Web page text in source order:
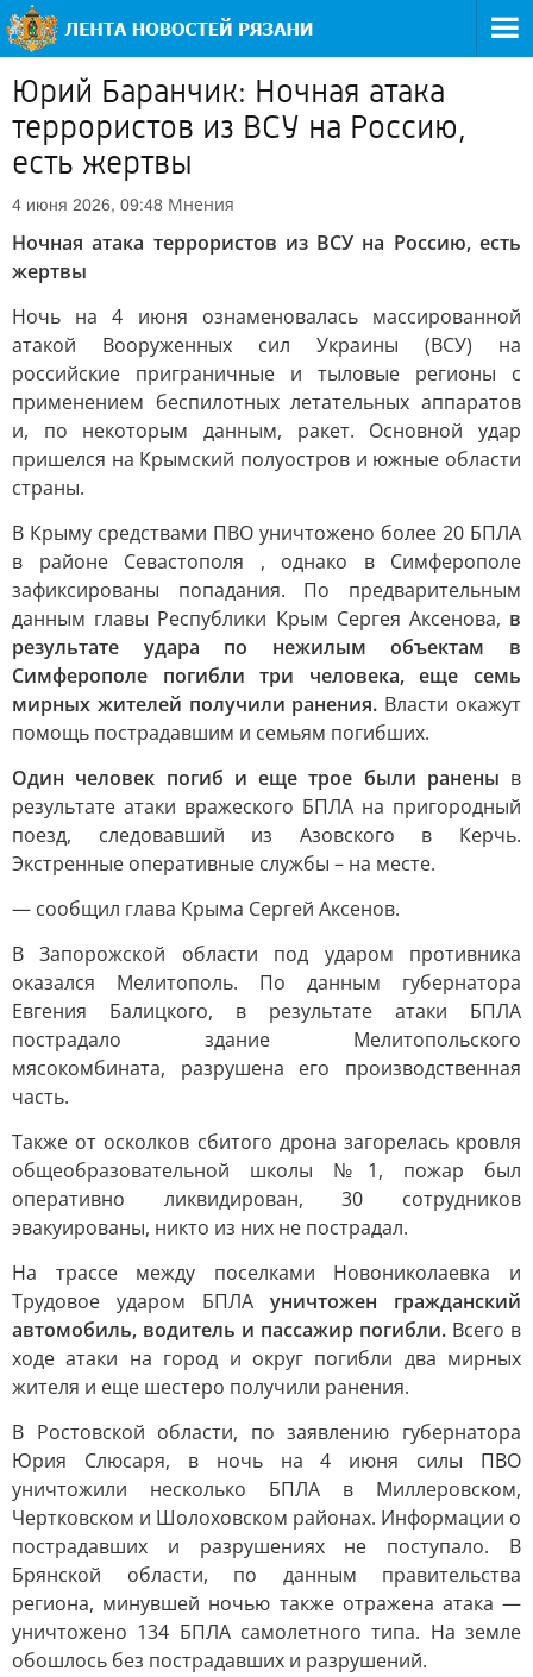
Юрий Баранчик: Ночная атака
террористов из ВСУ на Россию,
есть жертвы
4 июня 2026, 09:48 Мнения
Ночная атака террористов из ВСУ на Россию, есть
жертвы
Ночь на 4 июня ознаменовалась массированной
атакой Вооруженных сил Украины (ВСУ) на
российские приграничные и тыловые регионы с
применением беспилотных летательных аппаратов
и, по некоторым данным, ракет. Основной удар
пришелся на Крымский полуостров и южные области
страны.
В Крыму средствами ПВО уничтожено более 20 БПЛА
в районе Севастополя , однако в Симферополе
зафиксированы попадания. По предварительным
данным главы Республики Крым Сергея Аксенова, в
результате удара по нежилым объектам в
Симферополе погибли три человека, еще семь
мирных жителей получили ранения. Власти окажут
помощь пострадавшим и семьям погибших.
Один человек погиб и еще трое были ранены в
результате атаки вражеского БПЛА на пригородный
поезд, следовавший из Азовского в Керчь.
Экстренные оперативные службы – на месте.
— сообщил глава Крыма Сергей Аксенов.
В Запорожской области под ударом противника
оказался Мелитополь. По данным губернатора
Евгения Балицкого, в результате атаки БПЛА
пострадало здание Мелитопольского
мясокомбината, разрушена его производственная
часть.
Также от осколков сбитого дрона загорелась кровля
общеобразовательной школы №1, пожар был
оперативно ликвидирован, 30 сотрудников
эвакуированы, никто из них не пострадал.
На трассе между поселками Новониколаевка и
Трудовое ударом БПЛА уничтожен гражданский
автомобиль, водитель и пассажир погибли. Всего в
ходе атаки на город и округ погибли два мирных
жителя и еще шестеро получили ранения.
В Ростовской области, по заявлению губернатора
Юрия Слюсаря, в ночь на 4 июня силы ПВО
уничтожили несколько БПЛА в Миллеровском,
Чертковском и Шолоховском районах. Информации о
пострадавших и разрушениях не поступало. В
Брянской области, по данным правительства
региона, минувшей ночью также отражена атака —
уничтожено 134 БПЛА самолетного типа. На земле
обошлось без пострадавших и разрушений.